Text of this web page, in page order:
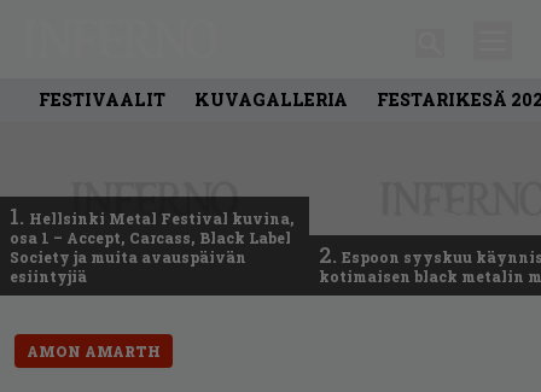
FESTIVAALIT KUVAGALLERIA FESTARIKESÄ
1. Hellsinki Metal Festival kuvina,
osa 1 – Accept, Carcass, Black Label
Society ja muita avauspäivän
esiintyjiä
2. Espoon syyskuu
kotimaisen black metalin
AMON AMARTH